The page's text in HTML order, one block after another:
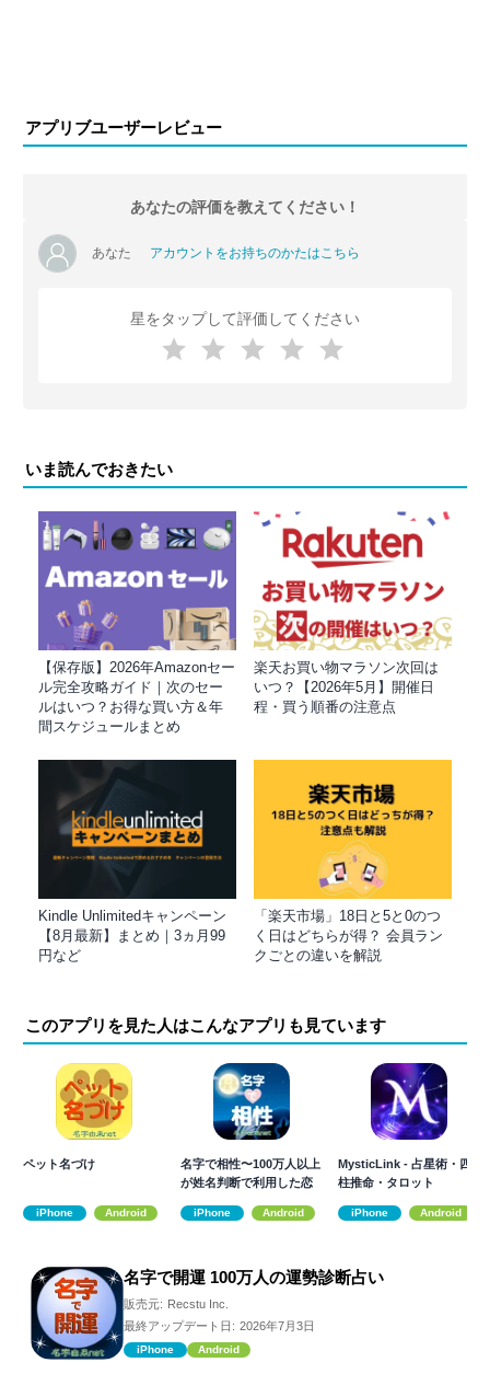
アプリブユーザーレビュー
あなたの評価を教えてください！
あなた アカウントをお持ちのかたはこちら
星をタップして評価してください
いま読んでおきたい
【保存版】2026年Amazonセー
ル完全攻略ガイド｜次のセー
ルはいつ？お得な買い方＆年
間スケジュールまとめ
楽天お買い物マラソン次回は
いつ？【2026年5月】開催日
程・買う順番の注意点
Kindle Unlimitedキャンペーン
【8月最新】まとめ｜3ヵ月99
円など
「楽天市場」18日と5と0のつ
く日はどちらが得？ 会員ラン
クごとの違いを解説
このアプリを見た人はこんなアプリも見ています
ペット名づけ
iPhone Android
名字で相性〜100万人以上
が姓名判断で利用した恋
iPhone Android
MysticLink - 占星術・四
柱推命・タロット
iPhone Android
名字で開運 100万人の運勢診断占い
販売元: Recstu Inc.
最終アップデート日: 2026年7月3日
iPhone Android